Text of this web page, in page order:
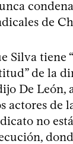
de
Silva tiene
de la
De León,
actores de
no